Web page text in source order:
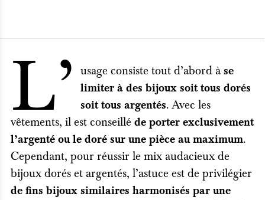
L’ usage consiste tout d’abord àse
limiter à des bijoux soit tous dorés
soit tous argentés. Avec les
vêtements, il est conseillé de porter exclusivement
l’argenté ou le doré sur une pièce au maximum.
Cependant, pour réussir le mix audacieux de
bijoux dorés et argentés, l’astuce est de privilégier
de fins bijoux similaires harmonisés par une